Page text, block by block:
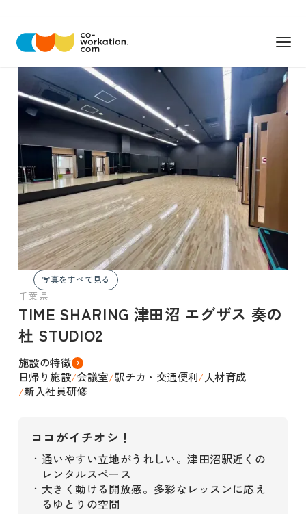
写真をすべて見る
千葉県
TIME SHARING 津田沼 エグザス 奏の
杜 STUDIO2
施設の特徴
日帰り施設/会議室/駅チカ・交通便利/ 人材育成
/新入社員研修
ココがイチオシ！
・ 通いやすい立地がうれしい。津田沼駅近くの
レンタルスペース
・ 大きく動ける開放感。多彩なレッスンに応え
るゆとりの空間